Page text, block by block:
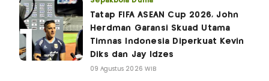
Tatap FIFA ASEAN Cup 2026, John
Herdman Garansi Skuad Utama
Timnas Indonesia Diperkuat Kevin
Diks dan Jay Idzes
09 Agustus 2026 WIB